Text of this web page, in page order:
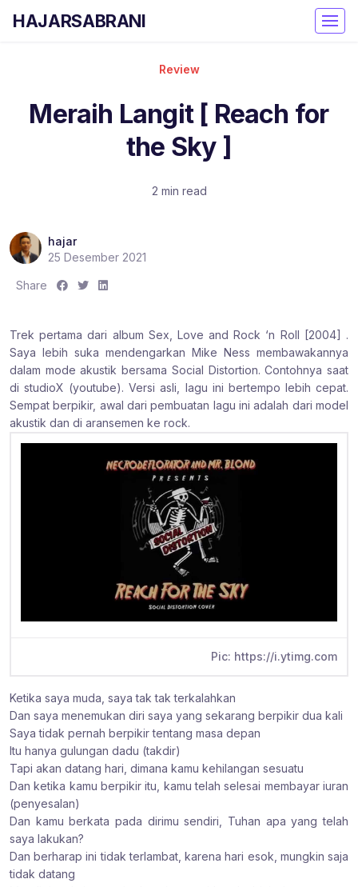
HAJARSABRANI
Review
Meraih Langit [ Reach for
the Sky ]
2 min read
hajar
25 Desember 2021
Share
S
r
:
S
r
e
:
S
e
:
Trek pertama dari album Sex, Love and Rock ‘n Roll [2004] .
Saya lebih suka mendengarkan Mike Ness membawakannya
dalam mode akustik bersama Social Distortion. Contohnya saat
di studioX (youtube). Versi asli, lagu ini bertempo lebih cepat.
Sempat berpikir, awal dari pembuatan lagu ini adalah dari model
akustik dan di aransemen ke rock.
Pic: https://i.ytimg.com
Ketika saya muda, saya tak tak terkalahkan
Dan saya menemukan diri saya yang sekarang berpikir dua kali
Saya tidak pernah berpikir tentang masa depan
Itu hanya gulungan dadu (takdir)
Tapi akan datang hari, dimana kamu kehilangan sesuatu
Dan ketika kamu berpikir itu, kamu telah selesai membayar iuran
(penyesalan)
Dan kamu berkata pada dirimu sendiri, Tuhan apa yang telah
saya lakukan?
Dan berharap ini tidak terlambat, karena hari esok, mungkin saja
tidak datang